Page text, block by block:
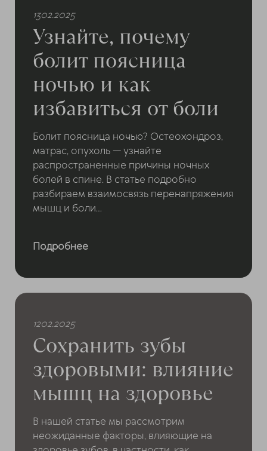
1302.2025
Узнайте, почему
болит поясница
ночью и как
избавиться от боли
Болит поясница ночью? Остеохондроз,
матрас, опухоль — узнайте
распространенные причины ночных
болей в спине. В статье подробно
разбираем взаимосвязь перенапряжения
мышц и боли...
Подробнее
1202.2025
Сохранить зубы
здоровыми: влияние
мышц на здоровье
В нашей статье мы рассмотрим
неожиданные факторы, влияющие на